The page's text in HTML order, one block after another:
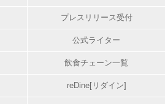
プレスリリース受付
公式ライター
飲食チェーン一覧
reDine[リダイン]